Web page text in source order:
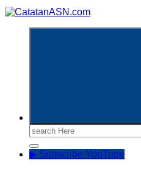
Search
for:
▶ Subscribe YouTube